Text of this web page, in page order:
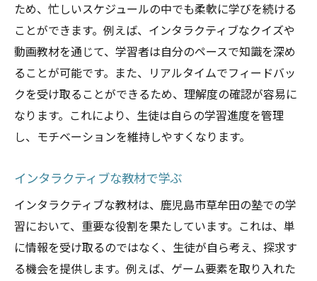
ため、忙しいスケジュールの中でも柔軟に学びを続ける
ことができます。例えば、インタラクティブなクイズや
動画教材を通じて、学習者は自分のペースで知識を深め
ることが可能です。また、リアルタイムでフィードバッ
クを受け取ることができるため、理解度の確認が容易に
なります。これにより、生徒は自らの学習進度を管理
し、モチベーションを維持しやすくなります。
インタラクティブな教材で学ぶ
インタラクティブな教材は、鹿児島市草牟田の塾での学
習において、重要な役割を果たしています。これは、単
に情報を受け取るのではなく、生徒が自ら考え、探求す
る機会を提供します。例えば、ゲーム要素を取り入れた